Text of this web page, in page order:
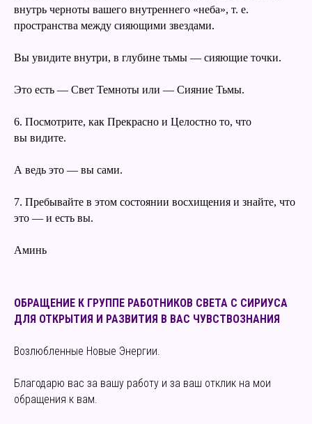
внутрь черноты вашего внутреннего «неба», т. е.
пространства между сияющими звездами.
Вы увидите внутри, в глубине тьмы — сияющие точки.
Это есть — Свет Темноты или — Сияние Тьмы.
6. Посмотрите, как Прекрасно и Целостно то, что
вы видите.
А ведь это — вы сами.
7. Пребывайте в этом состоянии восхищения и знайте, что
это — и есть вы.
Аминь
ОБРАЩЕНИЕ К ГРУППЕ РАБОТНИКОВ СВЕТА С СИРИУСА
ДЛЯ ОТКРЫТИЯ И РАЗВИТИЯ В ВАС ЧУВСТВОЗНАНИЯ
Возлюбленные Новые Энергии.
Благодарю вас за вашу работу и за ваш отклик на мои
обращения к вам.